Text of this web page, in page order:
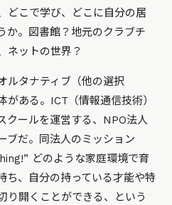
どこで学び、どこに自分の居
か。図書館？地元のクラブチ
ネットの世界？
ルタナティブ（他の選択
がある。ICT（情報通信技術）
クールを運営する、NPO法人
ブだ。同法人のミッション
どのような家庭環境で育
ち、自分の持っている才能や特
り開くことができる、という